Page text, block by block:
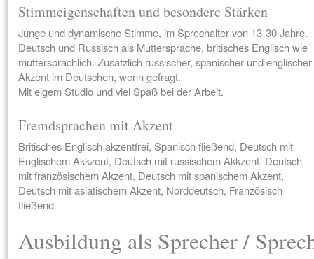
Stimmeigenschaften und besondere Stärken
Junge und dynamische Stimme, im Sprechalter von 13-30 Jahre.
Deutsch und Russisch als Muttersprache, britisches Englisch wie
muttersprachlich. Zusätzlich russischer, spanischer und englischer
Akzent im Deutschen, wenn gefragt.
Mit eigem Studio und viel Spaß bei der Arbeit.
Fremdsprachen mit Akzent
Britisches Englisch akzentfrei, Spanisch fließend, Deutsch mit
Englischem Akkzent, Deutsch mit russischem Akkzent, Deutsch
mit französischem Akzent, Deutsch mit spanischem Akzent,
Deutsch mit asiatischem Akzent, Norddeutsch, Französisch
fließend
Ausbildung als Sprecher /